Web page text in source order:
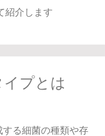
紹介します
プとは
する細菌の種類や存